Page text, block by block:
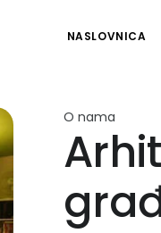
NASLOVNICA
O nama